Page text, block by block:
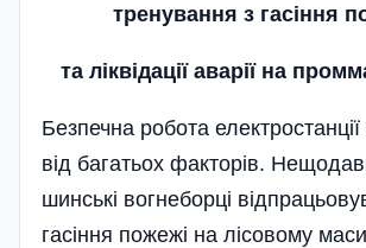
тренування з гасіння
та ліквідації аварії на
Безпечна робота
від багатьох факторів.
шинські вогнеборці
гасіння пожежі на лісовому